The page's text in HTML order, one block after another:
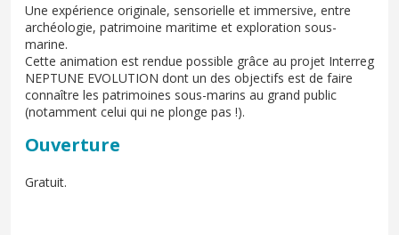
Une expérience originale, sensorielle et immersive, entre
archéologie, patrimoine maritime et exploration sous-
marine.
Cette animation est rendue possible grâce au projet Interreg
NEPTUNE EVOLUTION dont un des objectifs est de faire
connaître les patrimoines sous-marins au grand public
(notamment celui qui ne plonge pas !).
Ouverture
Gratuit.